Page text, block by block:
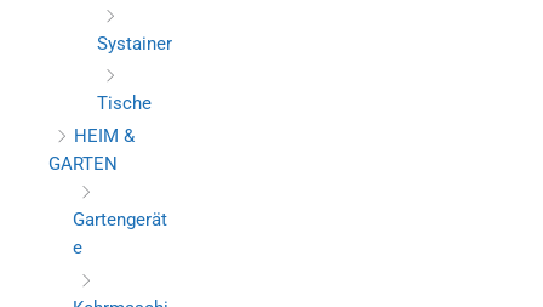
Systainer
Tische
HEIM &
GARTEN
Gartengerät
e